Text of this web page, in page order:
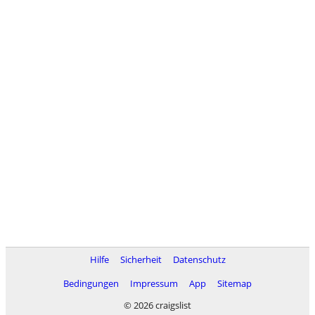
Hilfe Sicherheit
Datenschutz
Bedingungen
Impressum App
Sitemap
© 2026 craigslist